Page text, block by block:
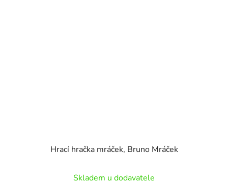
Hrací hračka mráček, Bruno Mráček
Skladem u dodavatele